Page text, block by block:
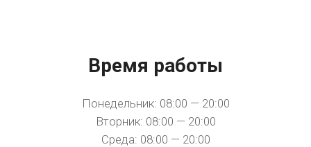
Время работы
Понедельник: 08:00 — 20:00
Вторник: 08:00 — 20:00
Среда: 08:00 — 20:00